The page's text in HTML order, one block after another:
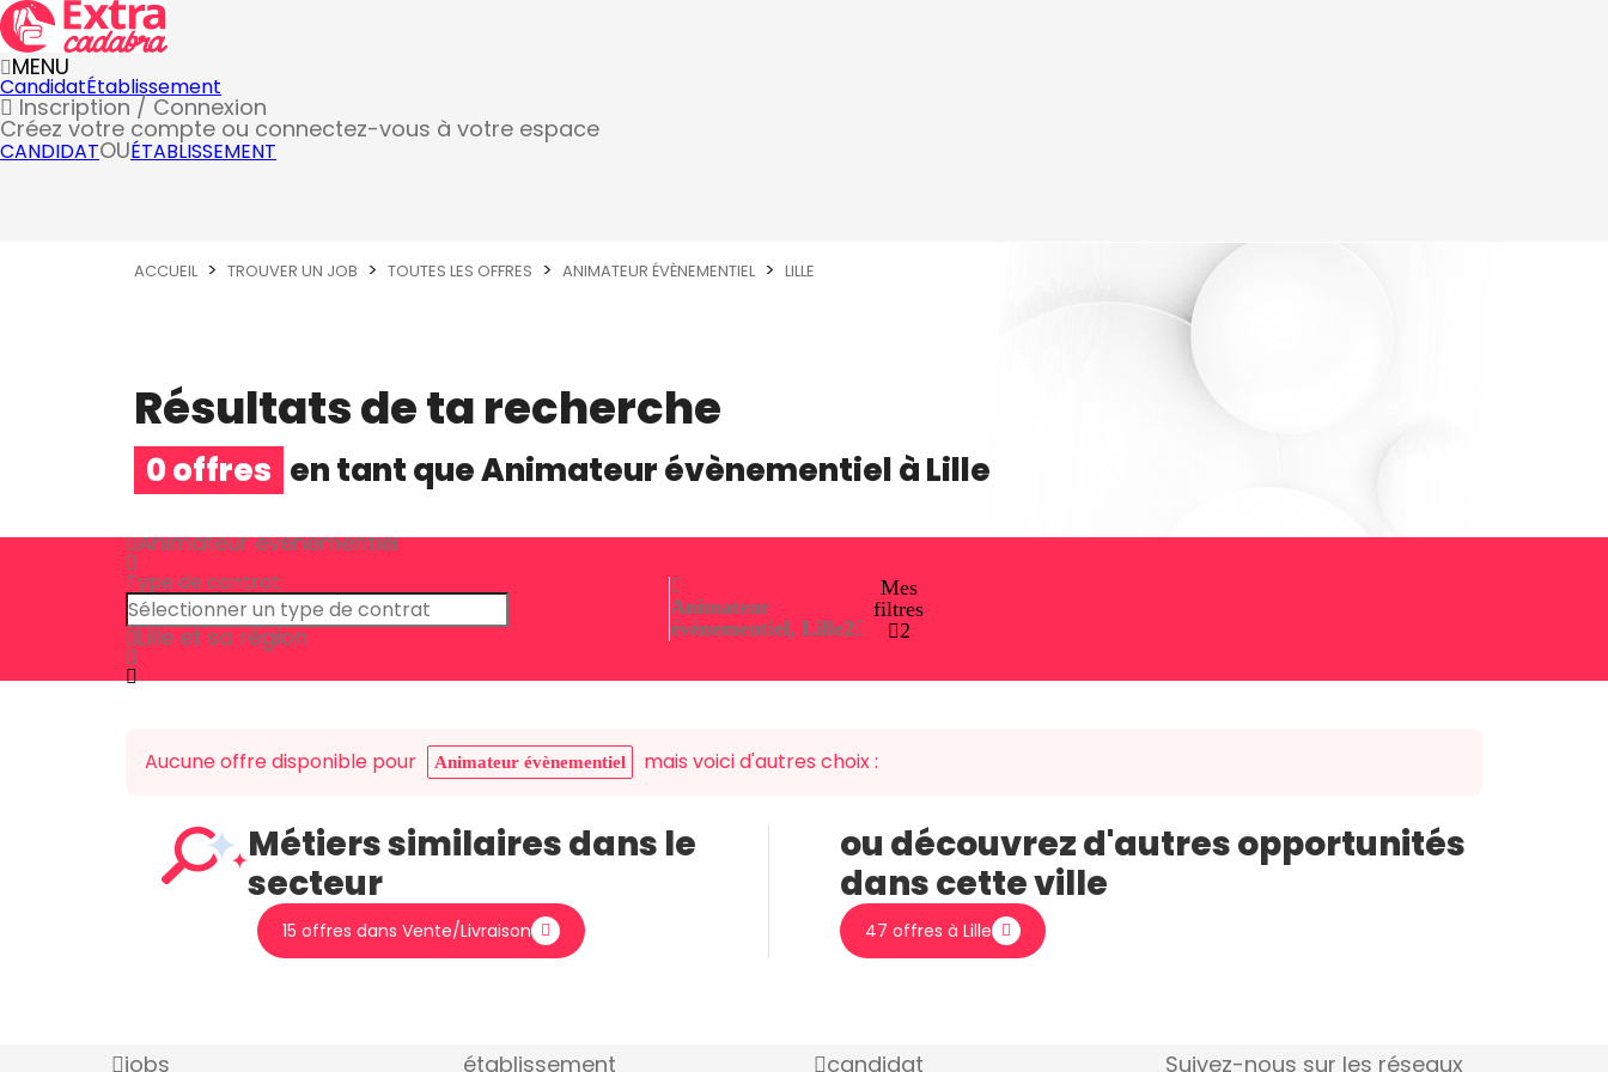
MENU
CandidatÉtablissement
Inscription / Connexion
Créez votre compte ou connectez-vous à votre espace
CANDIDATOUÉTABLISSEMENT
ACCUEIL TROUVER UN JOB TOUTES LES OFFRES ANIMATEUR ÉVÈNEMENTIEL LILLE
Résultats de ta recherche
0 offres en tant queAnimateur évènementielàLille
Animateur évènementiel
Type de contrat
Lille et sa région
Animateur
évènementiel, Lille2
Mes
filtres
2
Aucune offre disponible pour Animateur évènementiel mais voici d'autres choix :
Métiers similaires dans le
secteur
15 offres dans Vente/Livraison
ou découvrez d'autres opportunités
dans cette ville
47 offres à Lille
jobs établissement candidat Suivez-nous sur les réseaux